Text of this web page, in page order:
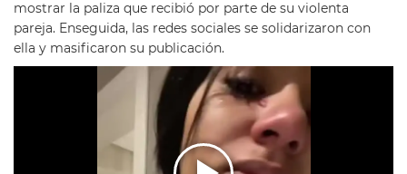
mostrar la paliza que recibió por parte de su violenta
pareja. Enseguida, las redes sociales se solidarizaron con
ella y masificaron su publicación.